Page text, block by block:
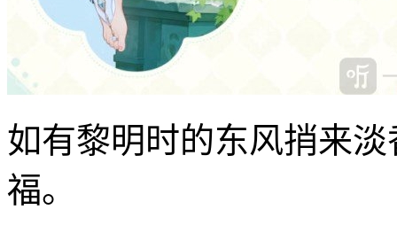
如有黎明时的东风捎来
福。